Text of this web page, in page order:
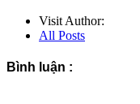
Visit Author:
All Posts
Bình luận :